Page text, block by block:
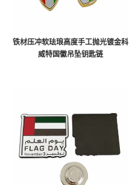
铁材压冲软珐琅高度手工抛光镀金科
威特国徽吊坠钥匙链